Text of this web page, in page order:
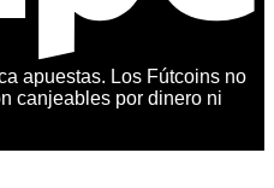
apuestas. Los Fútcoins no
canjeables por dinero ni